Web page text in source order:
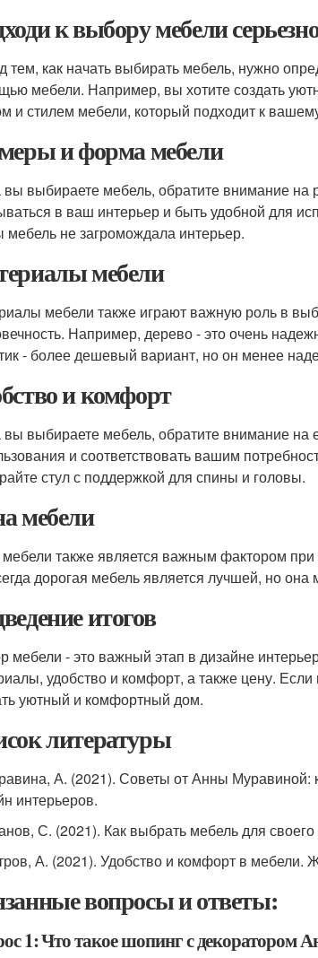
к выбору мебели
тем, как начать выбирать мебель, нужно
мебели. Например, вы хотите создать
и стилем мебели, который подходит к
и форма мебели
вы выбираете мебель, обратите внимание
в ваш интерьер и быть удобной для
мебель не загромождала интерьер.
мебели
мебели также играют важную роль в
Например, дерево - это очень
- более дешевый вариант, но он менее
и комфорт
вы выбираете мебель, обратите внимание
и соответствовать вашим
стул с поддержкой для спины и головы.
мебели
также является важным фактором
дорогая мебель является лучшей, но
итогов
мебели - это важный этап в дизайне
удобство и комфорт, а также цену.
уютный и комфортный дом.
литературы
А. (2021). Советы от Анны Муравиной:
интерьеров.
С. (2021). Как выбрать мебель для
А. (2021). Удобство и комфорт в мебели.
вопросы и ответы:
1: Что такое шопинг с декоратором